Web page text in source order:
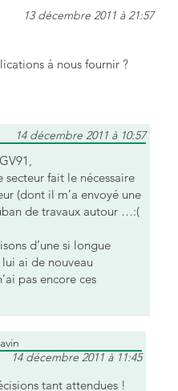
13 décembre 2011 à 21:57
à nous fournir ?
14 décembre 2011 à 10:57
fait le nécessaire
(dont il m’a envoyé une
de travaux autour …:(
d’une si longue
ai de nouveau
pas encore ces
14 décembre 2011 à 11:45
tant attendues !